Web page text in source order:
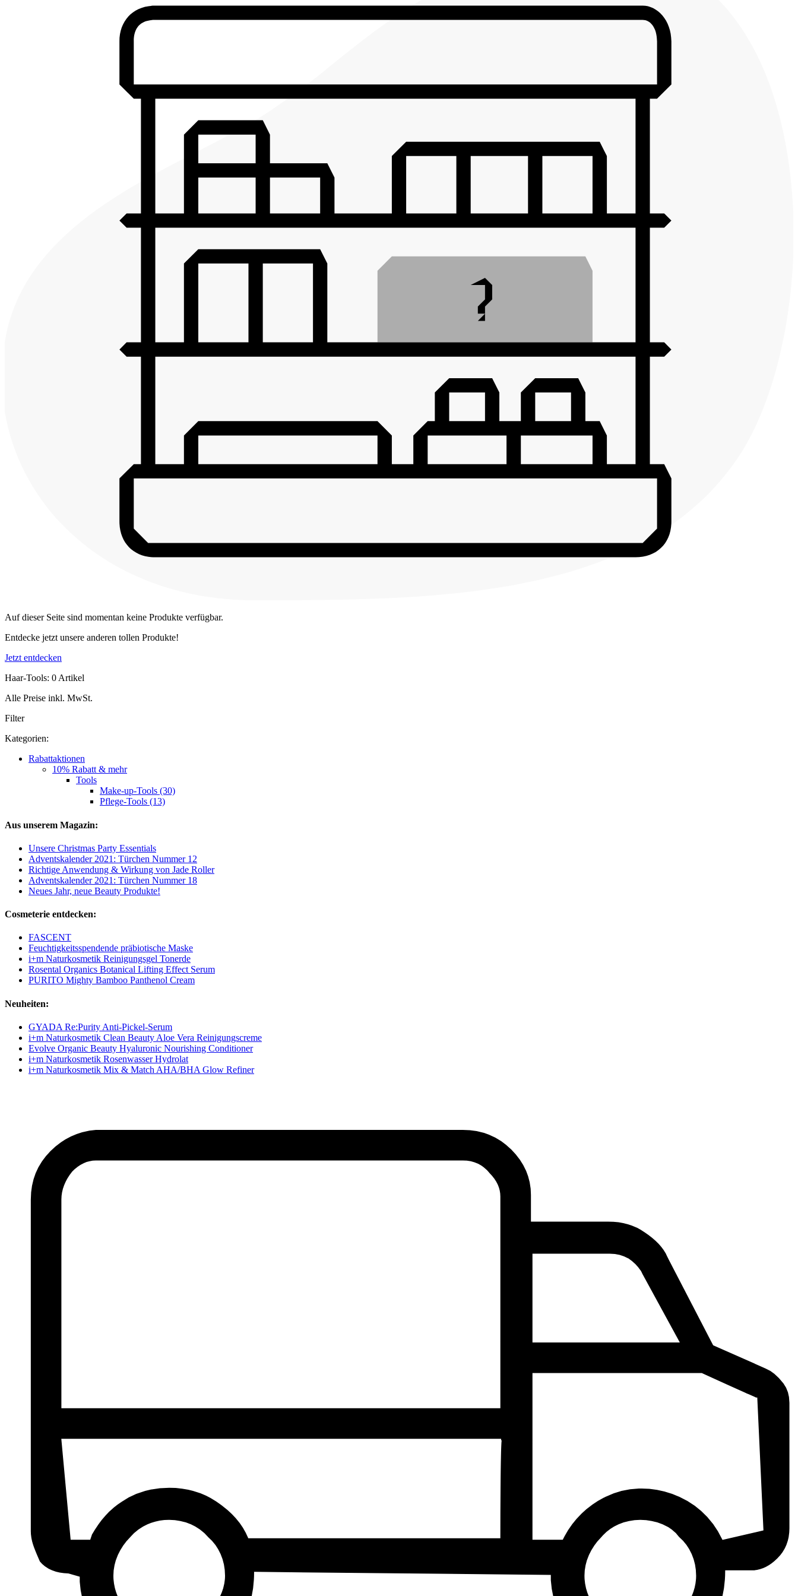
Auf dieser Seite sind momentan keine Produkte verfügbar.
Entdecke jetzt unsere anderen tollen Produkte!
Jetzt entdecken
Haar-Tools: 0 Artikel
Alle Preise inkl. MwSt.
Filter
Kategorien:
Rabattaktionen
10% Rabatt & mehr
Tools
Make-up-Tools (30)
Pflege-Tools (13)
Aus unserem Magazin:
Unsere Christmas Party Essentials
Adventskalender 2021: Türchen Nummer 12
Richtige Anwendung & Wirkung von Jade Roller
Adventskalender 2021: Türchen Nummer 18
Neues Jahr, neue Beauty Produkte!
Cosmeterie entdecken:
FASCENT
Feuchtigkeitsspendende präbiotische Maske
i+m Naturkosmetik Reinigungsgel Tonerde
Rosental Organics Botanical Lifting Effect Serum
PURITO Mighty Bamboo Panthenol Cream
Neuheiten:
GYADA Re:Purity Anti-Pickel-Serum
i+m Naturkosmetik Clean Beauty Aloe Vera Reinigungscreme
Evolve Organic Beauty Hyaluronic Nourishing Conditioner
i+m Naturkosmetik Rosenwasser Hydrolat
i+m Naturkosmetik Mix & Match AHA/BHA Glow Refiner